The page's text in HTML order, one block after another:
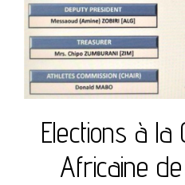
Elections à la
Africaine